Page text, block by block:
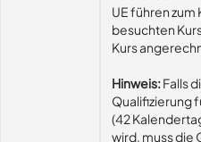
UE führen
besuchten
Kurs
Hinweis:Falls
Qualifizierung
(42
wird, muss die